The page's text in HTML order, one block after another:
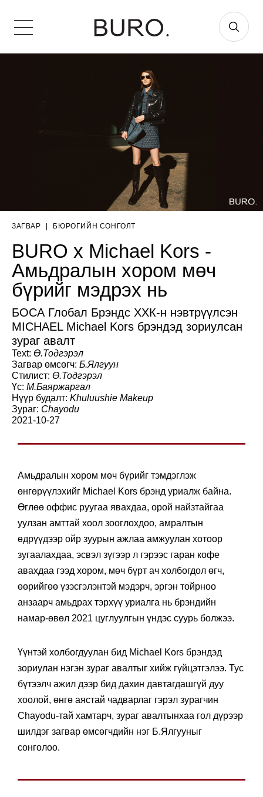
ЗАГВАР БЮРОГИЙН СОНГОЛТ
BURO x Michael Kors -
Амьдралын хором мөч
бүрийг мэдрэх нь
БОСА Глобал Брэндс ХХК-н нэвтрүүлсэн
MICHAEL Michael Kors брэндэд зориулсан
зураг авалт
Text: Ө.Тодгэрэл
Загвар өмсөгч: Б.Ялгуун
Стилист: Ө.Тодгэрэл
Үс: М.Баяржаргал
Нүүр будалт: Khuluushie Makeup
Зураг: Chayodu
2021-10-27
Амьдралын хором мөч бүрийг тэмдэглэж
өнгөрүүлэхийг Michael Kors брэнд уриалж байна.
Өглөө оффис руугаа явахдаа, орой найзтайгаа
уулзан амттай хоол зооглохдоо, амралтын
өдрүүдээр ойр зуурын ажлаа амжуулан хотоор
зугаалахдаа, эсвэл зүгээр л гэрээс гаран кофе
авахдаа гээд хором, мөч бүрт ач холбогдол өгч,
өөрийгөө үзэсгэлэнтэй мэдэрч, эргэн тойрноо
анзаарч амьдрах тэрхүү уриалга нь брэндийн
намар-өвөл 2021 цуглуулгын үндэс суурь болжээ.
Үүнтэй холбогдуулан бид Michael Kors брэндэд
зориулан нэгэн зураг авалтыг хийж гүйцэтгэлээ. Тус
бүтээлч ажил дээр бид дахин давтагдашгүй дуу
хоолой, өнгө аястай чадварлаг гэрэл зурагчин
Chayodu-тай хамтарч, зураг авалтынхаа гол дүрээр
шилдэг загвар өмсөгчдийн нэг Б.Ялгууныг
сонголоо.